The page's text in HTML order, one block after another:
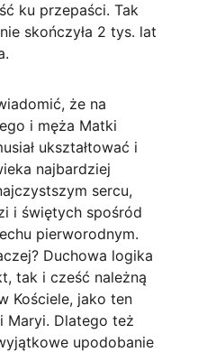
ku przepaści. Tak
skończyła 2 tys. lat
że na
i męża Matki
ukształtować i
najbardziej
sercu,
i świętych spośród
pierworodnym.
Duchowa logika
tak i cześć należną
Kościele, jako ten
Maryi. Dlatego też
upodobanie